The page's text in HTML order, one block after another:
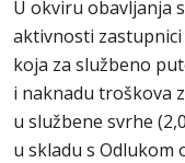
U okviru obavljanja
aktivnosti
koja za službeno
i naknadu troškova
u službene svrhe
u skladu s Odlukom